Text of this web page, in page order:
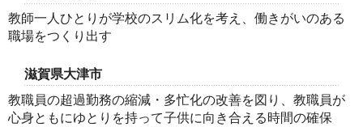
教師一人ひとりが学校のスリム化を考え、働きがいのある
職場をつくり出す
滋賀県大津市
教職員の超過勤務の縮減・多忙化の改善を図り、教職員が
心身ともにゆとりを持って子供に向き合える時間の確保